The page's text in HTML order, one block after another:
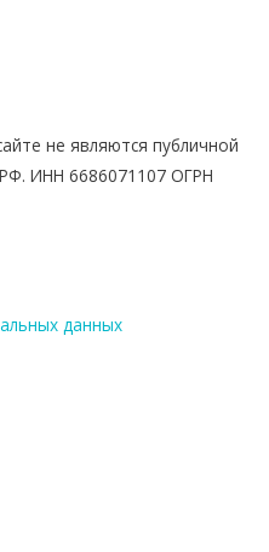
не являются публичной
ИНН 6686071107 ОГРН
данных